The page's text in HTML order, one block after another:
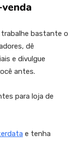
bastante o
dê
e divulgue
antes.
para loja de
e tenha